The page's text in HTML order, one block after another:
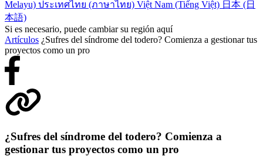
Melayu) ประเทศไทย (ภาษาไทย) Việt Nam (Tiếng Việt) 日本 (日
本語)
Si es necesario, puede cambiar su región aquí
Artículos ¿Sufres del síndrome del todero? Comienza a gestionar tus
proyectos como un pro
¿Sufres del síndrome del todero? Comienza a
gestionar tus proyectos como un pro